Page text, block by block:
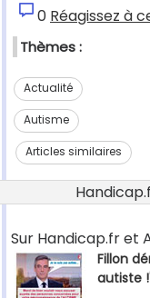
0 Réagissez à
Thèmes :
Actualité
Autisme
Articles similaires
Sur Handicap.fr et
Fillon
autiste